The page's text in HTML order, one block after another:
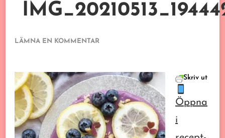
LÄMNA EN KOMMENTAR
Skriv ut
Öppna
i